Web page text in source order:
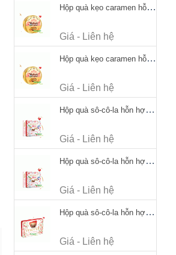
Hộp quà kẹo caramen hỗn hợp Werther's Original Caramel Candy 170g
Giá - Liên hệ
Hộp quà kẹo caramen hỗn hợp Werther's Original Caramel Candy 170g
Giá - Liên hệ
Hộp quà sô-cô-la hỗn hợp Merci Petits Chocolate Collection 125g thiếc
Giá - Liên hệ
Hộp quà sô-cô-la hỗn hợp Merci Petits Chocolate Collection 125g thiếc
Giá - Liên hệ
Hộp quà sô-cô-la hỗn hợp Merci Finest Selection 250g thiếc
Giá - Liên hệ